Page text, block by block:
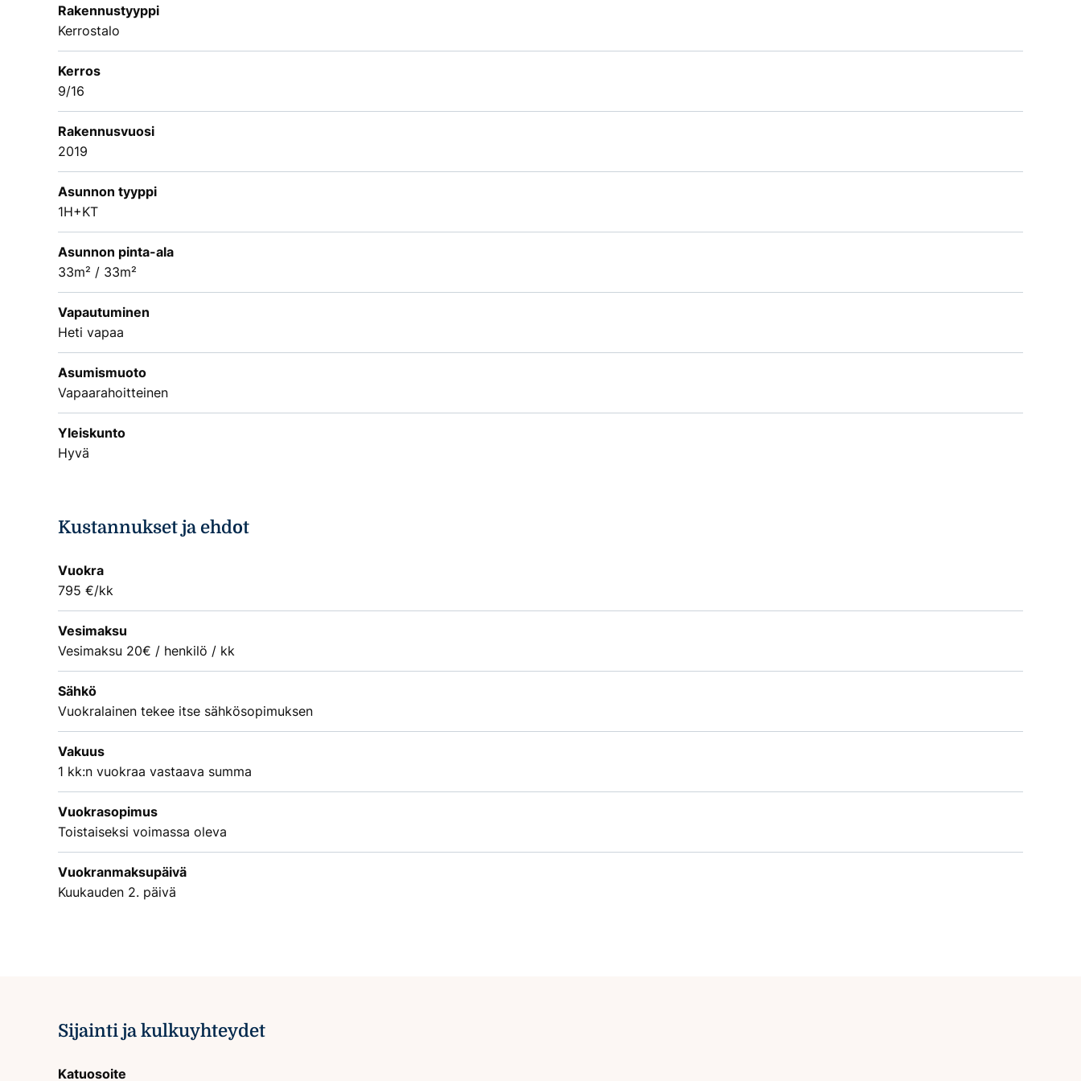
Rakennustyyppi
Kerrostalo
Kerros
9/16
Rakennusvuosi
2019
Asunnon tyyppi
1H+KT
Asunnon pinta-ala
33m² / 33m²
Vapautuminen
Heti vapaa
Asumismuoto
Vapaarahoitteinen
Yleiskunto
Hyvä
Kustannukset ja ehdot
Vuokra
795 €/kk
Vesimaksu
Vesimaksu 20€ / henkilö / kk
Sähkö
Vuokralainen tekee itse sähkösopimuksen
Vakuus
1 kk:n vuokraa vastaava summa
Vuokrasopimus
Toistaiseksi voimassa oleva
Vuokranmaksupäivä
Kuukauden 2. päivä
Sijainti ja kulkuyhteydet
Katuosoite